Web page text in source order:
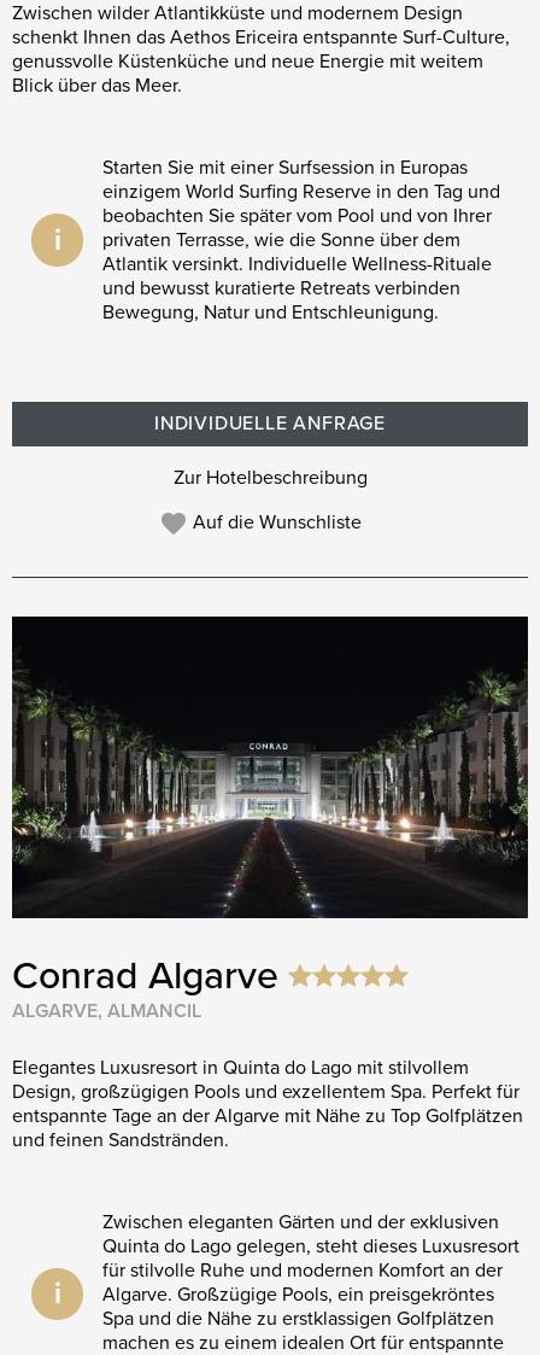
Zwischen wilder Atlantikküste und modernem Design
schenkt Ihnen das Aethos Ericeira entspannte Surf-Culture,
genussvolle Küstenküche und neue Energie mit weitem
Blick über das Meer.
i
Starten Sie mit einer Surfsession in Europas
einzigem World Surfing Reserve in den Tag und
beobachten Sie später vom Pool und von Ihrer
privaten Terrasse, wie die Sonne über dem
Atlantik versinkt. Individuelle Wellness-Rituale
und bewusst kuratierte Retreats verbinden
Bewegung, Natur und Entschleunigung.
INDIVIDUELLE ANFRAGE
Zur Hotelbeschreibung
Auf die Wunschliste
Conrad Algarve
ALGARVE, ALMANCIL
Elegantes Luxusresort in Quinta do Lago mit stilvollem
Design, großzügigen Pools und exzellentem Spa. Perfekt für
entspannte Tage an der Algarve mit Nähe zu Top Golfplätzen
und feinen Sandstränden.
i
Zwischen eleganten Gärten und der exklusiven
Quinta do Lago gelegen, steht dieses Luxusresort
für stilvolle Ruhe und modernen Komfort an der
Algarve. Großzügige Pools, ein preisgekröntes
Spa und die Nähe zu erstklassigen Golfplätzen
machen es zu einem idealen Ort für entspannte